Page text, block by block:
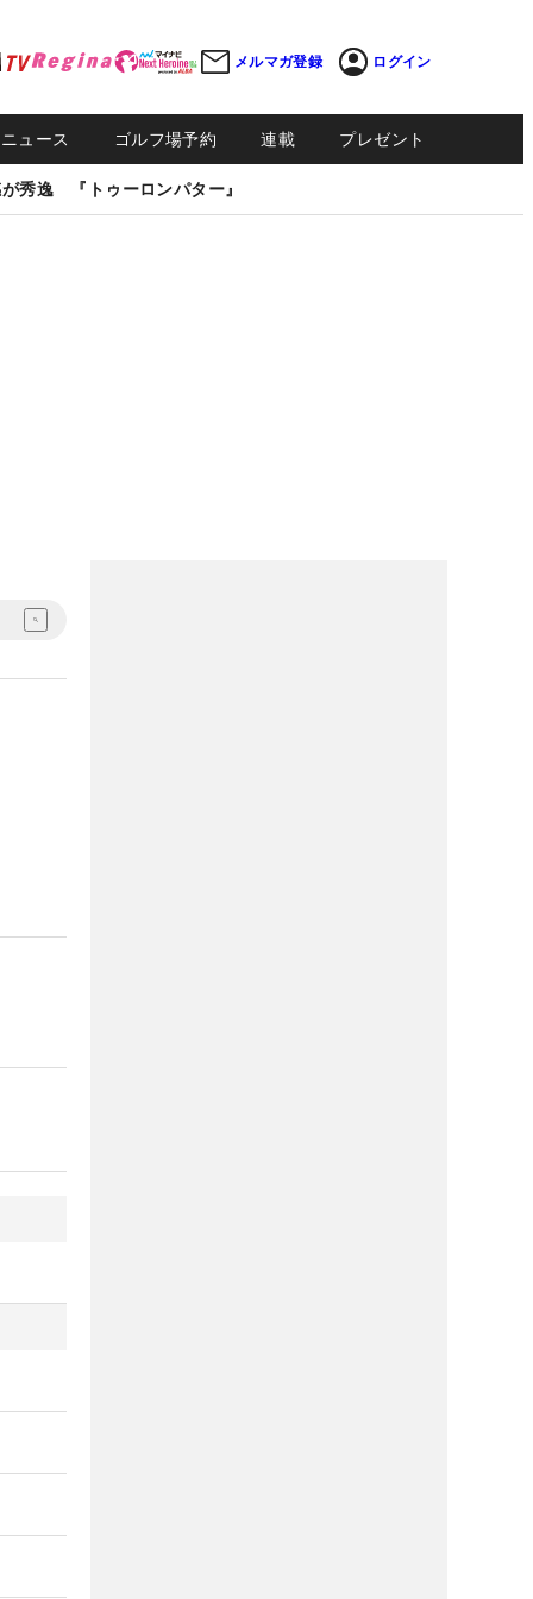
メルマガ登録 ログイン
ュース ゴルフ場予約 連載 プレゼント
秀逸 『トゥーロンパター』